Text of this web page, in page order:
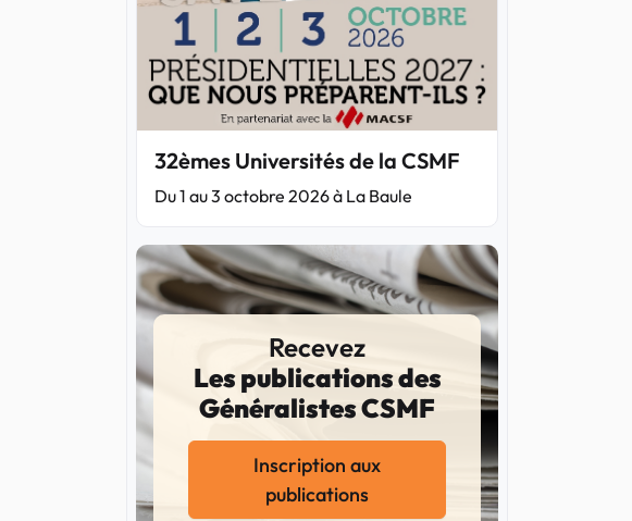
32èmes Universités de la CSMF
Du 1 au 3 octobre 2026 à La Baule
Recevez
Les publications des
Généralistes CSMF
Inscription aux
publications